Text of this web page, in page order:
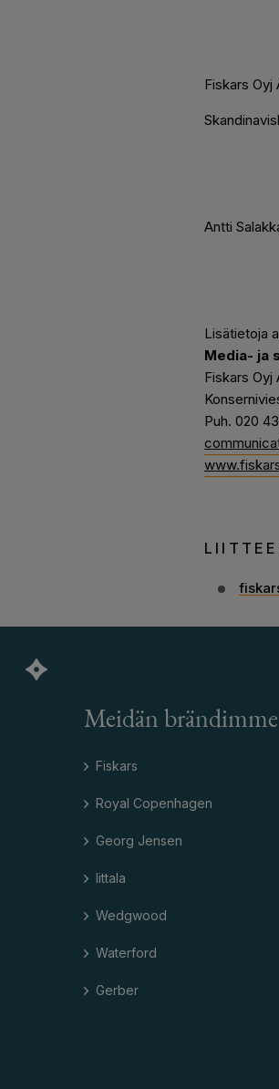
Fiskars Oyj
Antti
Lisätietoja
Media- ja
Fiskars Oyj
Puh. 020
Meidän brändimme
Fiskars
Royal Copenhagen
Georg Jensen
Iittala
Wedgwood
Waterford
Gerber